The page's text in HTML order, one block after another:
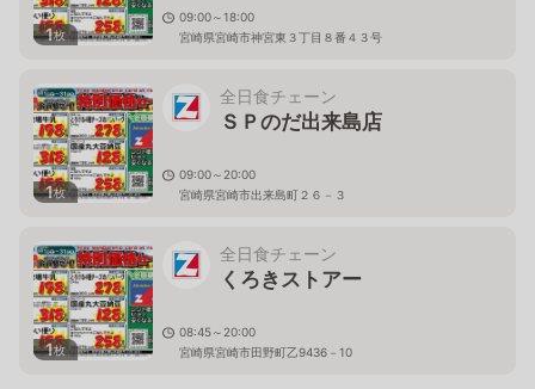
1枚
09:00～18:00
宮崎県宮崎市神宮東３丁目８番４３号
1枚
全日食チェーン
ＳＰのだ出来島店
09:00～20:00
宮崎県宮崎市出来島町２６－３
1枚
全日食チェーン
くろきストアー
08:45～20:00
宮崎県宮崎市田野町乙9436－10